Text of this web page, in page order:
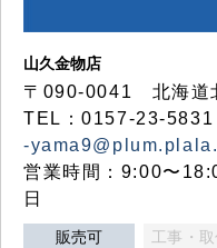
山久金物店
〒090-0041 北海道
TEL：0157-23-
-
営業時間：9:00〜
日
販売可 工事・